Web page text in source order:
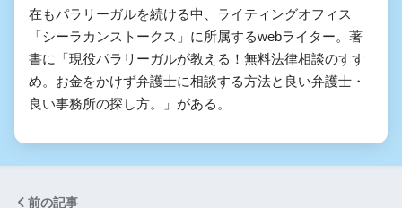
在もパラリーガルを続ける中、ライティングオフィス
「シーラカンストークス」に所属するwebライター。著
書に「現役パラリーガルが教える！無料法律相談のすす
め。お金をかけず弁護士に相談する方法と良い弁護士・
良い事務所の探し方。」がある。
前の記事